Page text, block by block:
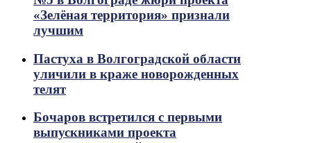
«Зелёная территория» признали
лучшим
Пастуха в Волгоградской области
уличили в краже новорожденных
телят
Бочаров встретился с первыми
выпускниками проекта